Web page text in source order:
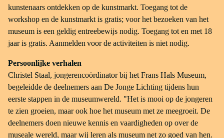
kunstenaars ontdekken op de kunstmarkt. Toegang tot de
workshop en de kunstmarkt is gratis; voor het bezoeken van het
museum is een geldig entreebewijs nodig. Toegang tot en met 18
jaar is gratis. Aanmelden voor de activiteiten is niet nodig.
Persoonlijke verhalen
Christel Staal, jongerencoördinator bij het Frans Hals Museum,
begeleidde de deelnemers aan De Jonge Lichting tijdens hun
eerste stappen in de museumwereld. "Het is mooi op de jongeren
te zien groeien, maar ook hoe het museum met ze meegroeit. De
deelnemers doen nieuwe kennis en vaardigheden op over de
museale wereld, maar wij leren als museum net zo goed van hen.